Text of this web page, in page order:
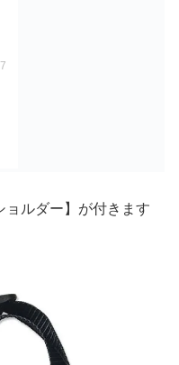
ョルダー】が付きます